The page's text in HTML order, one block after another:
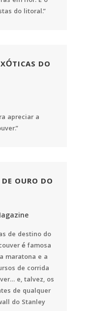
do litoral.”
DO
apreciar a
OURO DO
de destino do
é famosa
maratona e a
de corrida
e, talvez, os
de qualquer
do Stanley